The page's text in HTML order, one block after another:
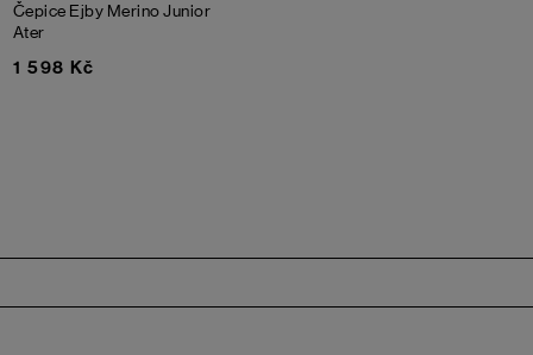
Čepice Ejby Merino Junior
Ater
1 598 Kč